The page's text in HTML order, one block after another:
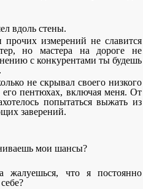
вдоль стены.
измерений не славится
но мастера на дороге не
с конкурентами ты будешь
не скрывал своего низкого
пентюхах, включая меня. От
попытаться выжать из
заверений.
мои шансы?
что я постоянно